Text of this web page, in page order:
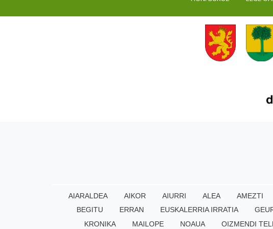
AIARALDEA AIKOR AIURRI ALEA AMEZTI
BEGITU
ERRAN EUSKALERRIA IRRATIA
KRONIKA
MAILOPE NOAUA OIZMENDI